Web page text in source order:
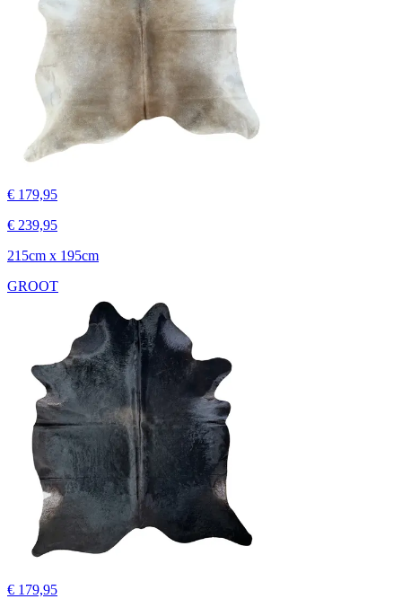
€ 179,95
€ 239,95
215cm x 195cm
GROOT
€ 179,95